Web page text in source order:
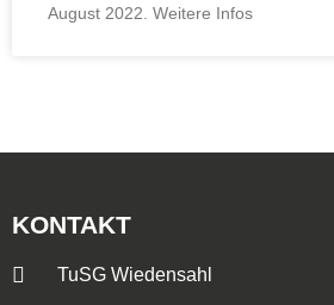
August 2022. Weitere Infos
KONTAKT
TuSG Wiedensahl